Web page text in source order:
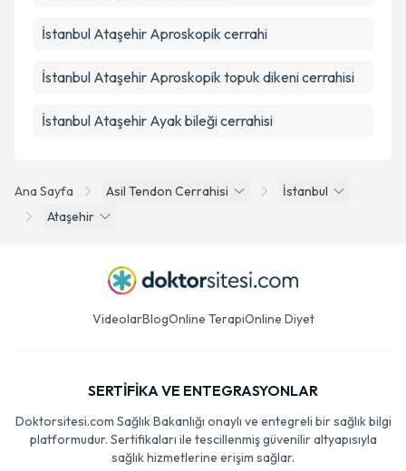
Ana Sayfa Asil Tendon Cerrahisi
İstanbul
Ataşehir
İstanbul Ataşehir Aproskopik cerrahi
İstanbul Ataşehir Aproskopik topuk dikeni cerrahisi
İstanbul Ataşehir Ayak bileği cerrahisi
VideolarBlogOnline TerapiOnline Diyet
SERTİFİKA VE ENTEGRASYONLAR
Doktorsitesi.com Sağlık Bakanlığı onaylı ve entegreli bir sağlık bilgi
platformudur. Sertifikaları ile tescillenmiş güvenilir altyapısıyla
sağlık hizmetlerine erişim sağlar.